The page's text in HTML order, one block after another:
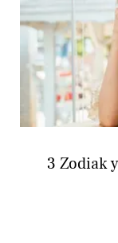
3 Zodiak